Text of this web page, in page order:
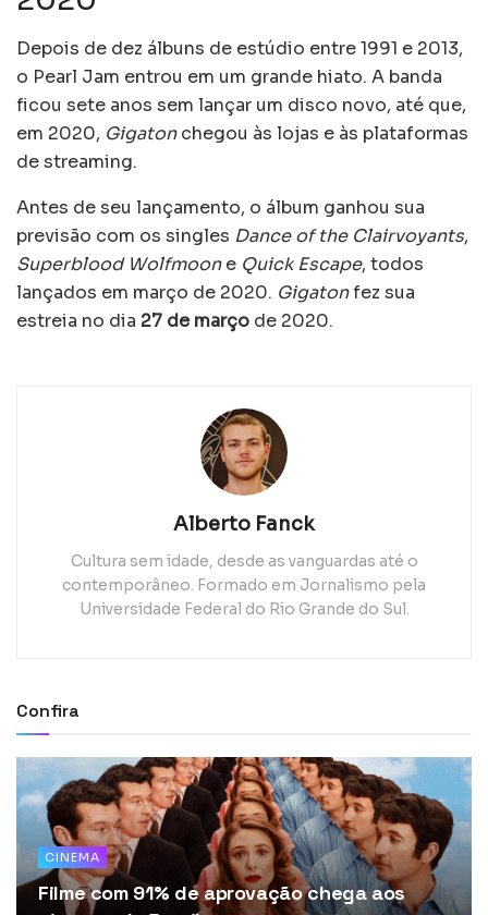
Depois de dez álbuns de estúdio entre 1991 e 2013,
o Pearl Jam entrou em um grande hiato. A banda
ficou sete anos sem lançar um disco novo, até que,
em 2020, Gigatonchegou às lojas e às plataformas
de streaming.
Antes de seu lançamento, o álbum ganhou sua
previsão com os singles Dance of the Clairvoyants,
Superblood Wolfmoone Quick Escape, todos
lançados em março de 2020. Gigatonfez sua
estreia no dia 27 de março de 2020.
Alberto Fanck
Cultura sem idade, desde as vanguardas até o
contemporâneo. Formado em Jornalismo pela
Universidade Federal do Rio Grande do Sul.
Confira
CINEMA
Filme com 91% de aprovação chega aos